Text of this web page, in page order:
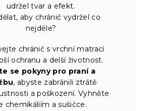
udržel tvar a efekt.
aby chránič vydržel co
nejdéle?
chránič s vrchní matrací
ochranu a delší životnost.
se pokyny pro praní a
, abyste zabránili ztrátě
a poškození. Vyhněte
chemikáliím a sušičce.